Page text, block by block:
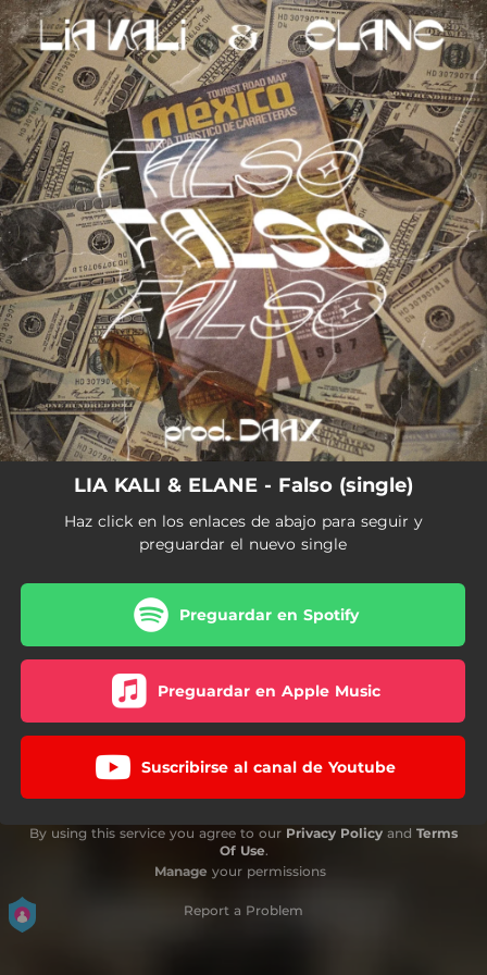
You're all set!
LIA KALI & ELANE - Falso (single)
Haz click en los enlaces de abajo para seguir y
preguardar el nuevo single
Preguardar en Spotify
Preguardar en Apple Music
Suscribirse al canal de Youtube
By using this service you agree to our Privacy Policy and Terms
Of Use.
Manage your permissions
Report a Problem